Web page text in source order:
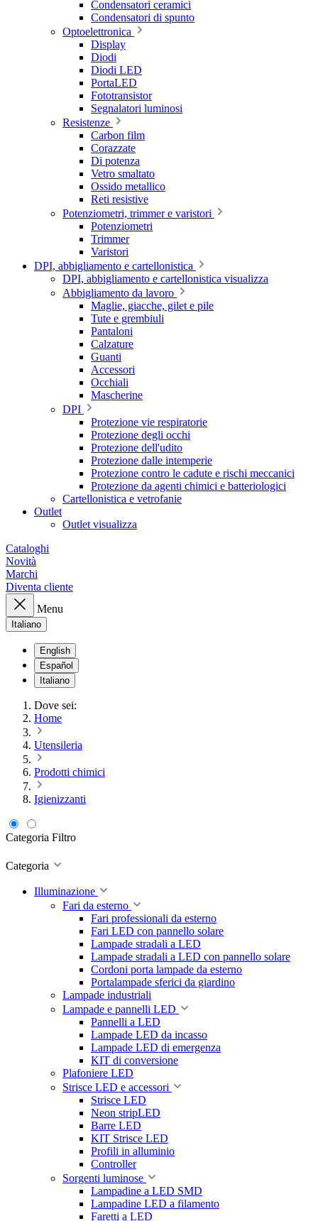
Condensatori ceramici
Condensatori di spunto
Optoelettronica
Display
Diodi
Diodi LED
PortaLED
Fototransistor
Segnalatori luminosi
Resistenze
Carbon film
Corazzate
Di potenza
Vetro smaltato
Ossido metallico
Reti resistive
Potenziometri, trimmer e varistori
Potenziometri
Trimmer
Varistori
DPI, abbigliamento e cartellonistica
DPI, abbigliamento e cartellonistica visualizza
Abbigliamento da lavoro
Maglie, giacche, gilet e pile
Tute e grembiuli
Pantaloni
Calzature
Guanti
Accessori
Occhiali
Mascherine
DPI
Protezione vie respiratorie
Protezione degli occhi
Protezione dell'udito
Protezione dalle intemperie
Protezione contro le cadute e rischi meccanici
Protezione da agenti chimici e batteriologici
Cartellonistica e vetrofanie
Outlet
Outlet visualizza
Cataloghi
Novità
Marchi
Diventa cliente
Menu
Italiano
English
Español
Italiano
Dove sei:
Home
Utensileria
Prodotti chimici
Igienizzanti
Categoria Filtro
Categoria
Illuminazione
Fari da esterno
Fari professionali da esterno
Fari LED con pannello solare
Lampade stradali a LED
Lampade stradali a LED con pannello solare
Cordoni porta lampade da esterno
Portalampade sferici da giardino
Lampade industriali
Lampade e pannelli LED
Pannelli a LED
Lampade LED da incasso
Lampade LED di emergenza
KIT di conversione
Plafoniere LED
Strisce LED e accessori
Strisce LED
Neon stripLED
Barre LED
KIT Strisce LED
Profili in alluminio
Controller
Sorgenti luminose
Lampadine a LED SMD
Lampadine LED a filamento
Faretti a LED